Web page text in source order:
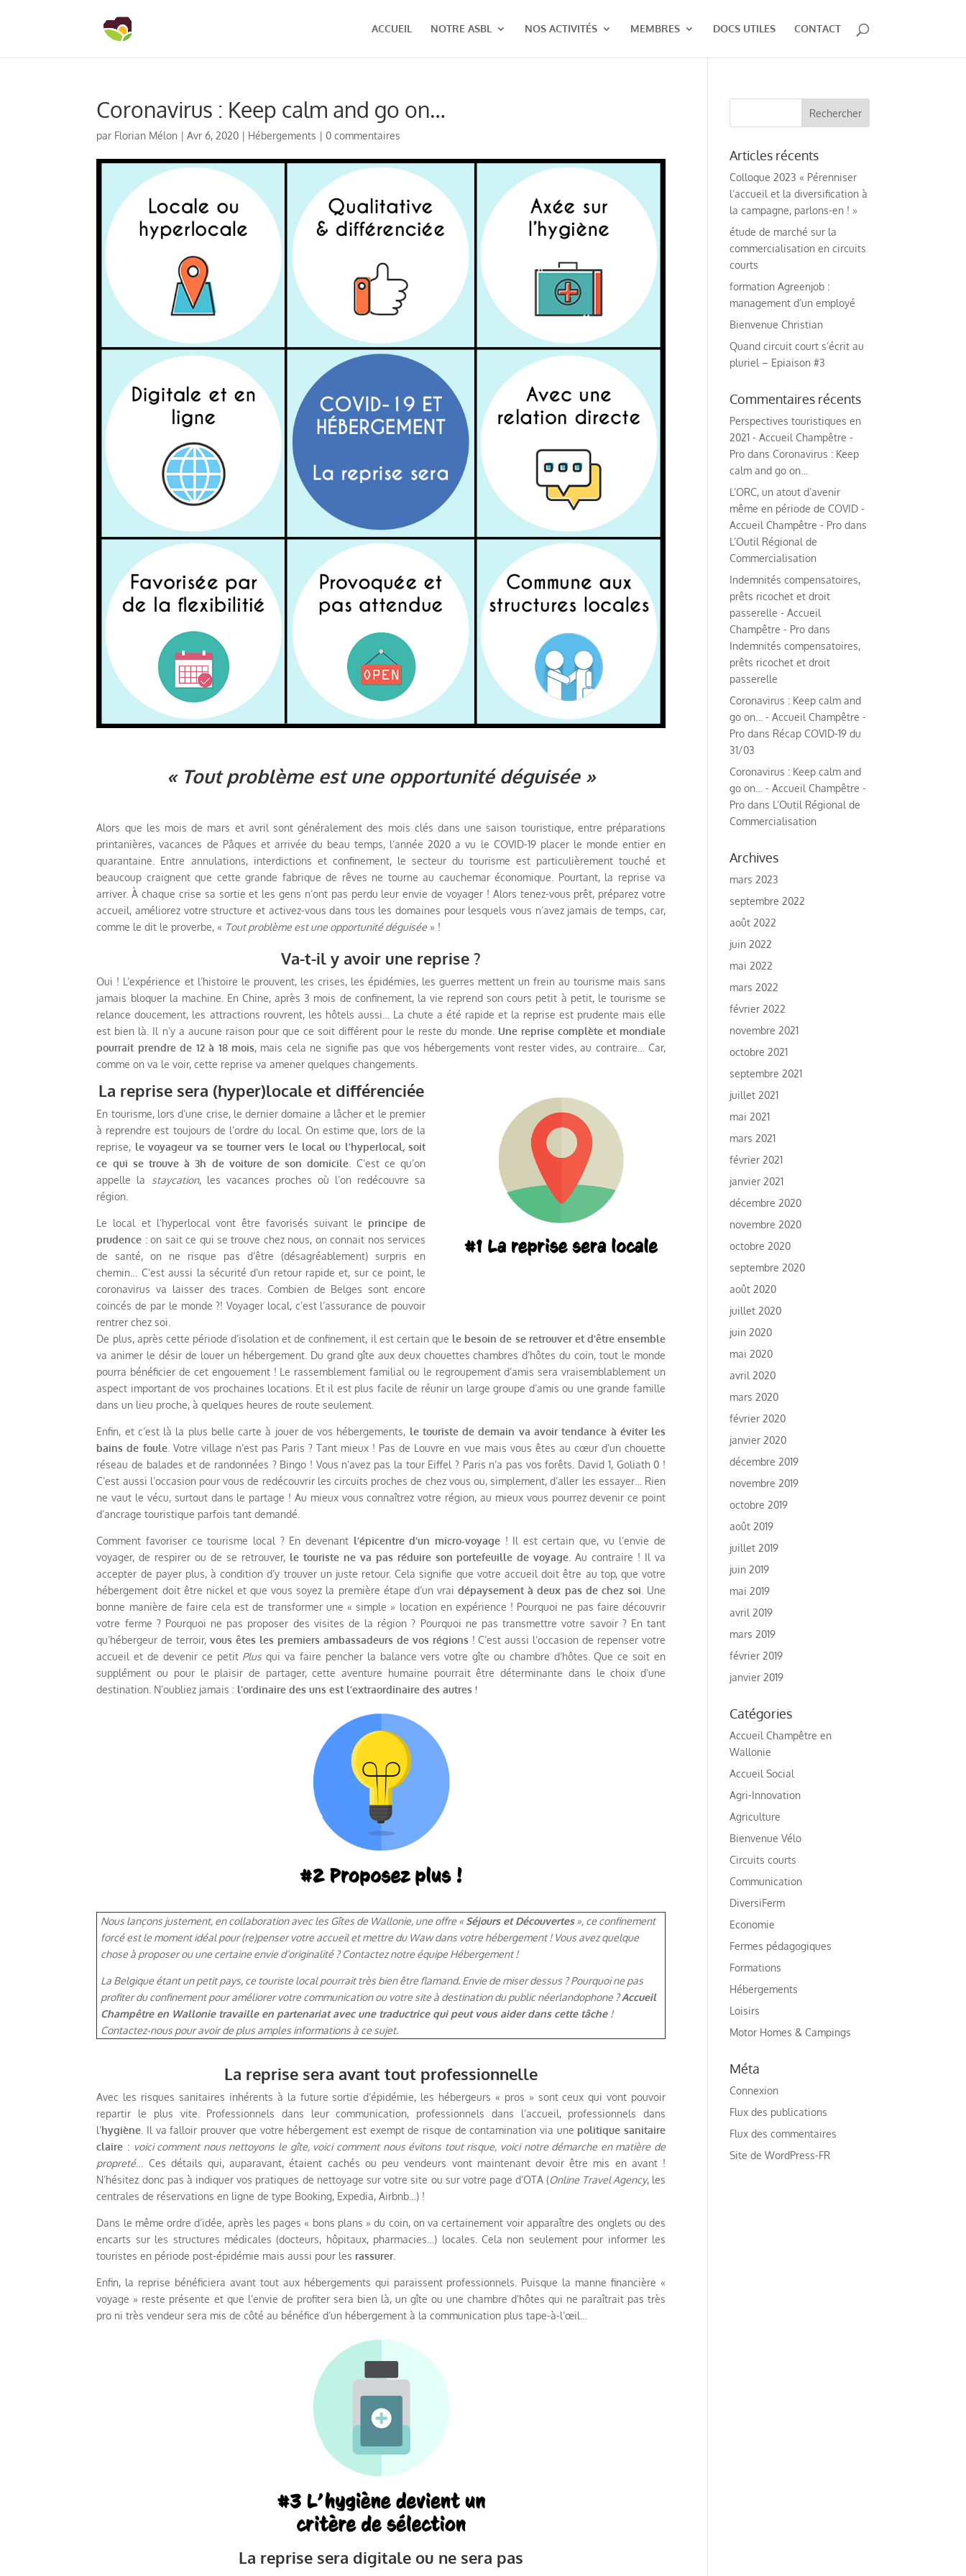
ACCUEIL NOTRE ASBL NOS ACTIVITÉS MEMBRES DOCS UTILES CONTACT
Coronavirus : Keep calm and go on…
par Florian Mélon |Avr 6, 2020 | Hébergements |0 commentaires
« Tout problème est une opportunité déguisée »
Alors que les mois de mars et avril sont généralement des mois clés dans une saison touristique, entre préparations
printanières, vacances de Pâques et arrivée du beau temps, l’année 2020 a vu le COVID-19 placer le monde entier en
quarantaine. Entre annulations, interdictions et confinement, le secteur du tourisme est particulièrement touché et
beaucoup craignent que cette grande fabrique de rêves ne tourne au cauchemar économique. Pourtant, la reprise va
arriver. À chaque crise sa sortie et les gens n’ont pas perdu leur envie de voyager ! Alors tenez-vous prêt, préparez votre
accueil, améliorez votre structure et activez-vous dans tous les domaines pour lesquels vous n’avez jamais de temps, car,
comme le dit le proverbe, « Tout problème est une opportunité déguisée » !
Va-t-il y avoir une reprise ?
Oui ! L’expérience et l’histoire le prouvent, les crises, les épidémies, les guerres mettent un frein au tourisme mais sans
jamais bloquer la machine. En Chine, après 3 mois de confinement, la vie reprend son cours petit à petit, le tourisme se
relance doucement, les attractions rouvrent, les hôtels aussi… La chute a été rapide et la reprise est prudente mais elle
est bien là. Il n’y a aucune raison pour que ce soit différent pour le reste du monde. Une reprise complète et mondiale
pourrait prendre de 12 à 18 mois, mais cela ne signifie pas que vos hébergements vont rester vides, au contraire… Car,
comme on va le voir, cette reprise va amener quelques changements.
La reprise sera (hyper)locale et différenciée
En tourisme, lors d’une crise, le dernier domaine a lâcher et le premier
à reprendre est toujours de l’ordre du local. On estime que, lors de la
reprise, le voyageur va se tourner vers le local ou l’hyperlocal, soit
ce qui se trouve à 3h de voiture de son domicile . C’est ce qu’on
appelle la staycation, les vacances proches où l’on redécouvre sa
région.
Le local et l’hyperlocal vont être favorisés suivant le principe de
prudence : on sait ce qui se trouve chez nous, on connait nos services
de santé, on ne risque pas d’être (désagréablement) surpris en
chemin… C’est aussi la sécurité d’un retour rapide et, sur ce point, le
coronavirus va laisser des traces. Combien de Belges sont encore
coincés de par le monde ?! Voyager local, c’est l’assurance de pouvoir
rentrer chez soi.
De plus, après cette période d’isolation et de confinement, il est certain que le besoin de se retrouver et d’être ensemble
va animer le désir de louer un hébergement. Du grand gîte aux deux chouettes chambres d’hôtes du coin, tout le monde
pourra bénéficier de cet engouement ! Le rassemblement familial ou le regroupement d’amis sera vraisemblablement un
aspect important de vos prochaines locations. Et il est plus facile de réunir un large groupe d’amis ou une grande famille
dans un lieu proche, à quelques heures de route seulement.
Enfin, et c’est là la plus belle carte à jouer de vos hébergements, le touriste de demain va avoir tendance à éviter les
bains de foule. Votre village n’est pas Paris ? Tant mieux ! Pas de Louvre en vue mais vous êtes au cœur d’un chouette
réseau de balades et de randonnées ? Bingo ! Vous n’avez pas la tour Eiffel ? Paris n’a pas vos forêts. David 1, Goliath 0 !
C’est aussi l’occasion pour vous de redécouvrir les circuits proches de chez vous ou, simplement, d’aller les essayer… Rien
ne vaut le vécu, surtout dans le partage ! Au mieux vous connaîtrez votre région, au mieux vous pourrez devenir ce point
d’ancrage touristique parfois tant demandé.
Comment favoriser ce tourisme local ? En devenant l’épicentre d’un micro-voyage! Il est certain que, vu l’envie de
voyager, de respirer ou de se retrouver, le touriste ne va pas réduire son portefeuille de voyage . Au contraire ! Il va
accepter de payer plus, à condition d’y trouver un juste retour. Cela signifie que votre accueil doit être au top, que votre
hébergement doit être nickel et que vous soyez la première étape d’un vraidépaysement à deux pas de chez soi . Une
bonne manière de faire cela est de transformer une « simple » location en expérience ! Pourquoi ne pas faire découvrir
votre ferme ? Pourquoi ne pas proposer des visites de la région ? Pourquoi ne pas transmettre votre savoir ? En tant
qu’hébergeur de terroir,vous êtes les premiers ambassadeurs de vos régions! C’est aussi l’occasion de repenser votre
accueil et de devenir ce petit Plus qui va faire pencher la balance vers votre gîte ou chambre d’hôtes. Que ce soit en
supplément ou pour le plaisir de partager, cette aventure humaine pourrait être déterminante dans le choix d’une
destination. N’oubliez jamais : l’ordinaire des uns est l’extraordinaire des autres !
Nous lançons justement, en collaboration avec les Gîtes de Wallonie, une offre «Séjours et Découvertes», ce confinement
forcé est le moment idéal pour (re)penser votre accueil et mettre du Waw dans votre hébergement ! Vous avez quelque
chose à proposer ou une certaine envie d’originalité ? Contactez notre équipe Hébergement !
La Belgique étant un petit pays, ce touriste local pourrait très bien être flamand. Envie de miser dessus ? Pourquoi ne pas
profiter du confinement pour améliorer votre communication ou votre site à destination du public néerlandophone ?Accueil
Champêtre en Wallonie travaille en partenariat avec une traductrice qui peut vous aider dans cette tâche !
Contactez-nous pour avoir de plus amples informations à ce sujet.
La reprise sera avant tout professionnelle
Avec les risques sanitaires inhérents à la future sortie d’épidémie, les hébergeurs « pros » sont ceux qui vont pouvoir
repartir le plus vite. Professionnels dans leur communication, professionnels dans l’accueil, professionnels dans
l’hygiène . Il va falloir prouver que votre hébergement est exempt de risque de contamination via une politique sanitaire
claire : voici comment nous nettoyons le gîte, voici comment nous évitons tout risque, voici notre démarche en matière de
propreté… Ces détails qui, auparavant, étaient cachés ou peu vendeurs vont maintenant devoir être mis en avant !
N’hésitez donc pas à indiquer vos pratiques de nettoyage sur votre site ou sur votre page d’OTA (Online Travel Agency, les
centrales de réservations en ligne de type Booking, Expedia, Airbnb…) !
Dans le même ordre d’idée, après les pages « bons plans » du coin, on va certainement voir apparaître des onglets ou des
encarts sur les structures médicales (docteurs, hôpitaux, pharmacies…) locales. Cela non seulement pour informer les
touristes en période post-épidémie mais aussi pour les rassurer.
Enfin, la reprise bénéficiera avant tout aux hébergements qui paraissent professionnels. Puisque la manne financière «
voyage » reste présente et que l’envie de profiter sera bien là, un gîte ou une chambre d’hôtes qui ne paraîtrait pas très
pro ni très vendeur sera mis de côté au bénéfice d’un hébergement à la communication plus tape-à-l’œil…
La reprise sera digitale ou ne sera pas
Articles récents
Colloque 2023 « Pérenniser
l’accueil et la diversification à
la campagne, parlons-en ! »
étude de marché sur la
commercialisation en circuits
courts
formation Agreenjob :
management d’un employé
Bienvenue Christian
Quand circuit court s’écrit au
pluriel – Epiaison #3
Commentaires récents
Perspectives touristiques en
2021 - Accueil Champêtre -
Pro dansCoronavirus : Keep
calm and go on…
L’ORC, un atout d’avenir
même en période de COVID -
Accueil Champêtre - Pro dans
L’Outil Régional de
Commercialisation
Indemnités compensatoires,
prêts ricochet et droit
passerelle - Accueil
Champêtre - Pro dans
Indemnités compensatoires,
prêts ricochet et droit
passerelle
Coronavirus : Keep calm and
go on… - Accueil Champêtre -
Pro dans Récap COVID-19 du
31/03
Coronavirus : Keep calm and
go on… - Accueil Champêtre -
Pro dans L’Outil Régional de
Commercialisation
Archives
mars 2023
septembre 2022
août 2022
juin 2022
mai 2022
mars 2022
février 2022
novembre 2021
octobre 2021
septembre 2021
juillet 2021
mai 2021
mars 2021
février 2021
janvier 2021
décembre 2020
novembre 2020
octobre 2020
septembre 2020
août 2020
juillet 2020
juin 2020
mai 2020
avril 2020
mars 2020
février 2020
janvier 2020
décembre 2019
novembre 2019
octobre 2019
août 2019
juillet 2019
juin 2019
mai 2019
avril 2019
mars 2019
février 2019
janvier 2019
Catégories
Accueil Champêtre en
Wallonie
Accueil Social
Agri-Innovation
Agriculture
Bienvenue Vélo
Circuits courts
Communication
DiversiFerm
Economie
Fermes pédagogiques
Formations
Hébergements
Loisirs
Motor Homes & Campings
Méta
Connexion
Flux des publications
Flux des commentaires
Site de WordPress-FR